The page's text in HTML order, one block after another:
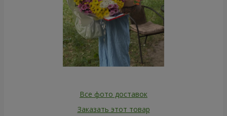
Все фото доставок
Заказать этот товар